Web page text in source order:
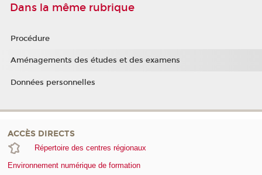
Dans la même rubrique
Procédure
Aménagements des études et des examens
Données personnelles
ACCÈS DIRECTS
Répertoire des centres régionaux
Environnement numérique de formation